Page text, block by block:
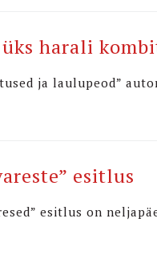
harali
ja laulupeod”
esitlus
esitlus on